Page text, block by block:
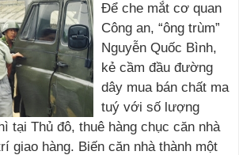
Để che mắt cơ quan
Công an, “ông trùm”
Nguyễn Quốc Bình,
kẻ cầm đầu đường
dây mua bán chất ma
tuý với số lượng
tại Thủ đô, thuê hàng chục căn nhà
giao hàng. Biến căn nhà thành một